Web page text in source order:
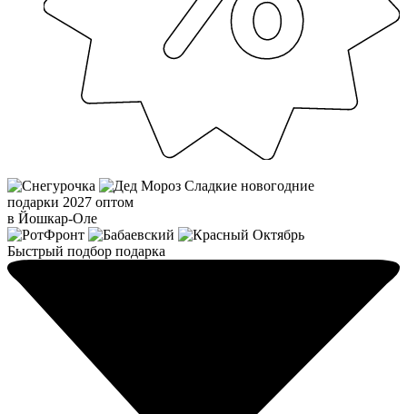
Сладкие новогодние
подарки 2027 оптом
в Йошкар-Оле
Быстрый подбор подарка